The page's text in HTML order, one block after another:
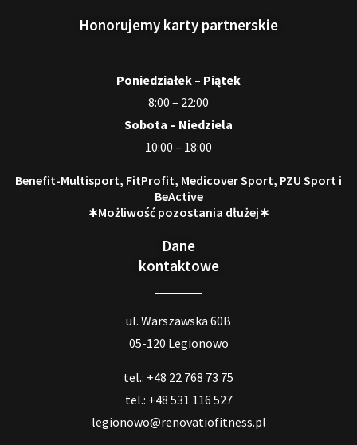
Honorujemy karty partnerskie
Poniedziałek – Piątek
8:00 – 22:00
Sobota – Niedziela
10:00 – 18:00
Benefit-Multisport, FitProfit, Medicover Sport, PZU Sport i
BeActive
∗Możliwość pozostania dłużej∗
Dane
kontaktowe
ul. Warszawska 60B
05-120 Legionowo
tel.: +48 22 768 73 75
tel.: +48 531 116 527
legionowo@renovatiofitness.pl